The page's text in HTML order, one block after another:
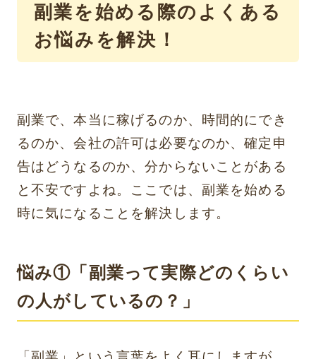
副業を始める際のよくある
お悩みを解決！
副業で、本当に稼げるのか、時間的にでき
るのか、会社の許可は必要なのか、確定申
告はどうなるのか、分からないことがある
と不安ですよね。ここでは、副業を始める
時に気になることを解決します。
悩み①「副業って実際どのくらい
の人がしているの？」